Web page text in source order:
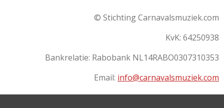
© Stichting Carnavalsmuziek.com
KvK: 64250938
Bankrelatie: Rabobank NL14RABO0307310353
Email: info@carnavalsmuziek.com